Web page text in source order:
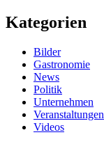
Kategorien
Bilder
Gastronomie
News
Politik
Unternehmen
Veranstaltungen
Videos